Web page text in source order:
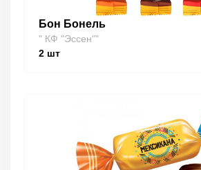
Бон Бонель
" КФ "Эссен""
2 шт